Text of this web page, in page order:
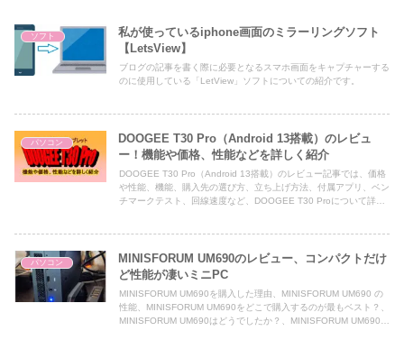
ソフト
私が使っているiphone画面のミラーリングソフト
【LetsView】
ブログの記事を書く際に必要となるスマホ画面をキャプチャーする
のに使用している「LetView」ソフトについての紹介です。
パソコン
DOOGEE T30 Pro（Android 13搭載）のレビュ
ー！機能や価格、性能などを詳しく紹介
DOOGEE T30 Pro（Android 13搭載）のレビュー記事では、価格
や性能、機能、購入先の選び方、立ち上げ方法、付属アプリ、ベン
チマークテスト、回線速度など、DOOGEE T30 Proについて詳し
パソコン
MINISFORUM UM690のレビュー、コンパクトだけ
ど性能が凄いミニPC
MINISFORUM UM690を購入した理由、MINISFORUM UM690 の
性能、MINISFORUM UM690をどこで購入するのが最もベスト？、
MINISFORUM UM690はどうでしたか？、MINISFORUM UM690の